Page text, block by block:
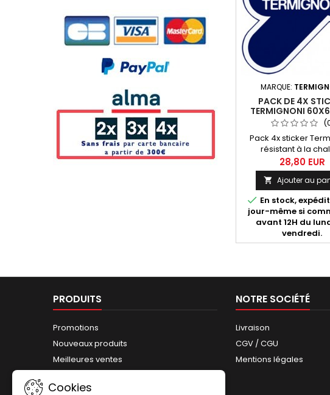
MARQUE:
PACK DE 4X
TERMIGNONI
Pack 4x sticker
résistant à la
dimension
28,80 EUR
 Ajouter au
 En stock,
jour-même si
avant 12H du
vendredi.
PRODUITS
Promotions
Nouveaux produits
Meilleures ventes
NOTRE SOCIÉTÉ
Livraison
CGV / CGU
Mentions légales
Cookies